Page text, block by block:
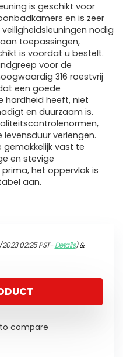
is geschikt voor
en is zeer
nodig
toepassingen,
is voordat u bestelt.
voor de
316 roestvrij
een goede
hardheid heeft, niet
en duurzaam is.
verlengen.
gemakkelijk vast te
en stevige
het oppervlak is
aan.
02:25 PST-Details)&
compare